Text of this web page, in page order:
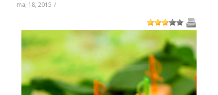
maj 18, 2015 /
1 2 3 4 5